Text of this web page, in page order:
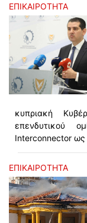
ΕΠΙΚΑΙΡΟΤΗΤΑ
κυπριακή
επενδυτικού
Interconnector ως
ΕΠΙΚΑΙΡΟΤΗΤΑ